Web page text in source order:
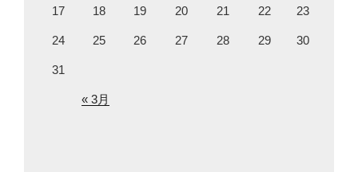
17 18 19 20 21 22 23
24 25 26 27 28 29 30
31
« 3月